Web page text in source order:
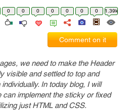
0 0 0 0 0 0 0 1.39k
Comment on it
we need to make the Header
visible and settled to top and
In today blog, I will
can implement the sticky or fixed
just HTML and CSS.